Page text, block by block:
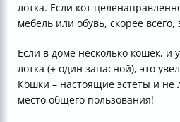
лотка. Если кот
мебель или обувь, скорее
Если в доме несколько кошек, и
лотка (+ один запасной), это
Кошки – настоящие эстеты и не
место общего пользования!